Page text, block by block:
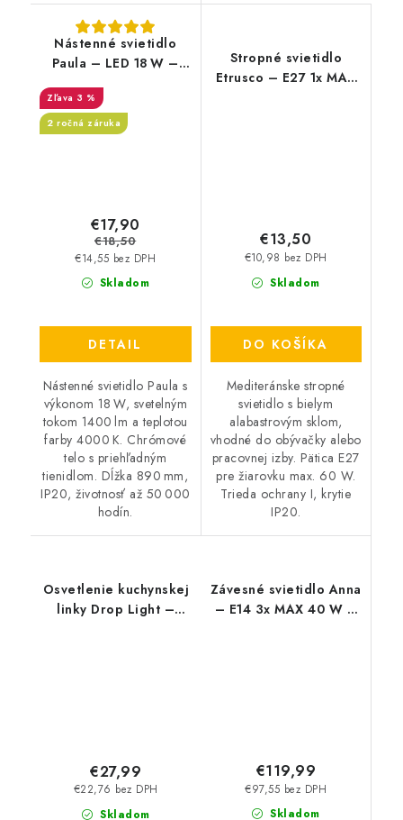
Nástenné svietidlo
Paula – LED 18 W –
IP20
3 %
2 ročná záruka
Skladom
€14,55 bez DPH
€17,90
€18,50
DETAIL
Nástenné svietidlo Paula s
výkonom 18 W, svetelným
tokom 1400 lm a teplotou
farby 4000 K. Chrómové
telo s priehľadným
tienidlom. Dĺžka 890 mm,
IP20, životnosť až 50 000
hodín.
Stropné svietidlo
Etrusco – E27 1x MAX
Skladom
€10,98 bez DPH
€13,50
DO KOŠÍKA
Mediteránske stropné
svietidlo s bielym
alabastrovým sklom,
vhodné do obývačky alebo
pracovnej izby. Pätica E27
pre žiarovku max. 60 W.
Trieda ochrany I, krytie
IP20.
Osvetlenie kuchynskej
linky Drop Light –
Skladom
€22,76 bez DPH
€27,99
Závesné svietidlo Anna
– E14 3x MAX 40 W –
Skladom
€97,55 bez DPH
€119,99